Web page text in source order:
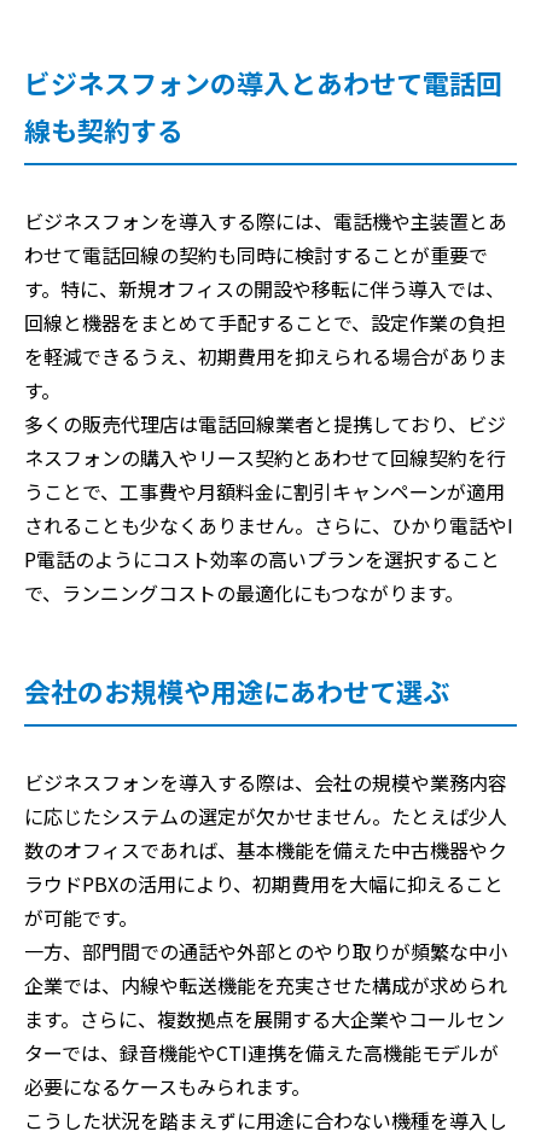
ビジネスフォンの導入とあわせて電話回
線も契約する
ビジネスフォンを導入する際には、電話機や主装置とあ
わせて電話回線の契約も同時に検討することが重要で
す。特に、新規オフィスの開設や移転に伴う導入では、
回線と機器をまとめて手配することで、設定作業の負担
を軽減できるうえ、初期費用を抑えられる場合がありま
す。
多くの販売代理店は電話回線業者と提携しており、ビジ
ネスフォンの購入やリース契約とあわせて回線契約を行
うことで、工事費や月額料金に割引キャンペーンが適用
されることも少なくありません。さらに、ひかり電話やI
P電話のようにコスト効率の高いプランを選択すること
で、ランニングコストの最適化にもつながります。
会社のお規模や用途にあわせて選ぶ
ビジネスフォンを導入する際は、会社の規模や業務内容
に応じたシステムの選定が欠かせません。たとえば少人
数のオフィスであれば、基本機能を備えた中古機器やク
ラウドPBXの活用により、初期費用を大幅に抑えること
が可能です。
一方、部門間での通話や外部とのやり取りが頻繁な中小
企業では、内線や転送機能を充実させた構成が求められ
ます。さらに、複数拠点を展開する大企業やコールセン
ターでは、録音機能やCTI連携を備えた高機能モデルが
必要になるケースもみられます。
こうした状況を踏まえずに用途に合わない機種を導入し